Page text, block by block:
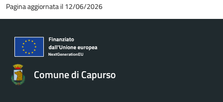
Pagina aggiornata il 12/06/2026
Comune di Capurso